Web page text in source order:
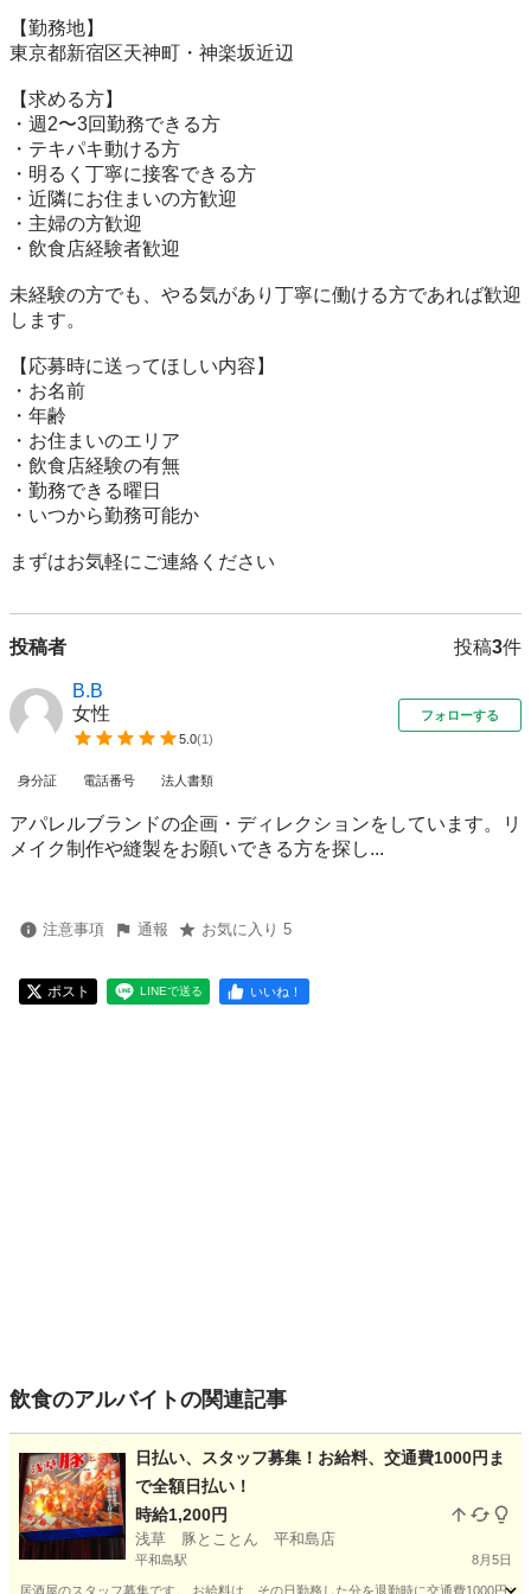
【勤務地】
東京都新宿区天神町・神楽坂近辺
【求める方】
・週2〜3回勤務できる方
・テキパキ動ける方
・明るく丁寧に接客できる方
・近隣にお住まいの方歓迎
・主婦の方歓迎
・飲食店経験者歓迎
未経験の方でも、やる気があり丁寧に働ける方であれば歓迎
します。
【応募時に送ってほしい内容】
・お名前
・年齢
・お住まいのエリア
・飲食店経験の有無
・勤務できる曜日
・いつから勤務可能か
まずはお気軽にご連絡ください
投稿者 投稿3件
B.B
女性
5.0(1)
フォローする
身分証 電話番号 法人書類
アパレルブランドの企画・ディレクションをしています。リ
メイク制作や縫製をお願いできる方を探し...
注意事項 通報 お気に入り 5
ポスト LINEで送る いいね！
飲食のアルバイトの関連記事
日払い、スタッフ募集！お給料、交通費1000円ま
で全額日払い！
時給1,200円
浅草 豚とことん 平和島店
平和島駅 8月5日
居酒屋のスタッフ募集です。 お給料は、その日勤務した分を退勤時に交通費1000円